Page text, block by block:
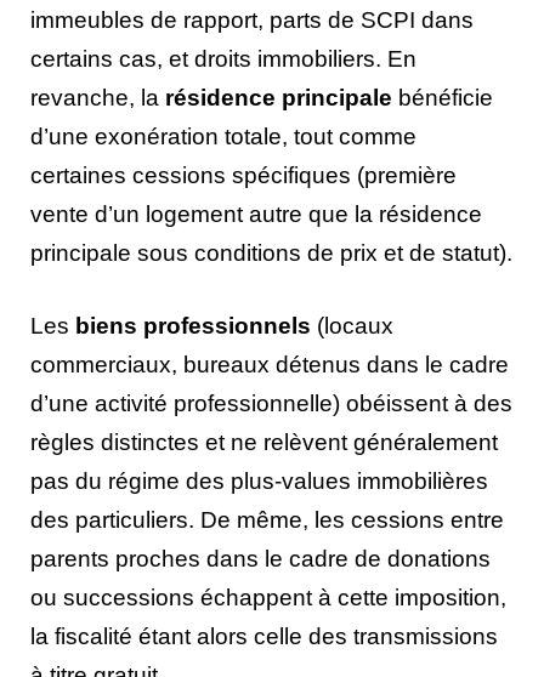
immeubles de rapport, parts de SCPI dans
certains cas, et droits immobiliers. En
revanche, la résidence principale bénéficie
d’une exonération totale, tout comme
certaines cessions spécifiques (première
vente d’un logement autre que la résidence
principale sous conditions de prix et de statut).
Les biens professionnels (locaux
commerciaux, bureaux détenus dans le cadre
d’une activité professionnelle) obéissent à des
règles distinctes et ne relèvent généralement
pas du régime des plus-values immobilières
des particuliers. De même, les cessions entre
parents proches dans le cadre de donations
ou successions échappent à cette imposition,
la fiscalité étant alors celle des transmissions